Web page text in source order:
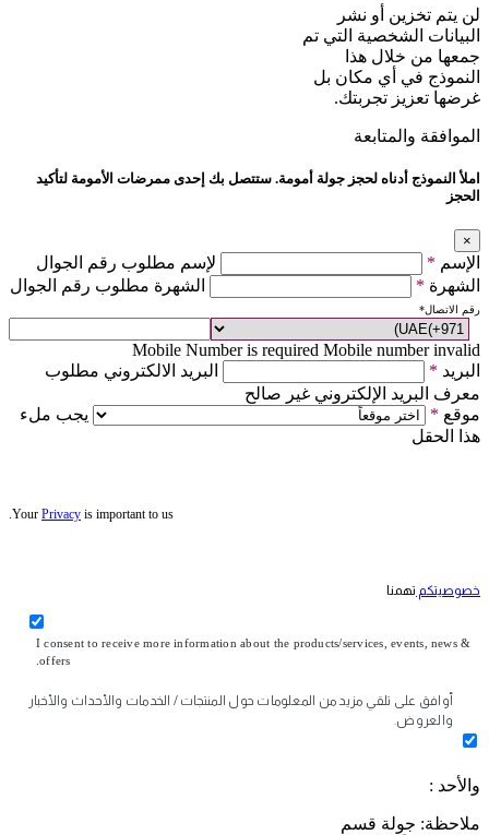
لن يتم تخزين أو نشر
البيانات الشخصية التي تم
جمعها من خلال هذا
النموذج في أي مكان بل
غرضها تعزيز تجربتك.
الموافقة والمتابعة
املأ النموذج أدناه لحجز جولة أمومة. ستتصل بك إحدى ممرضات الأمومة لتأكيد
الحجز
×
الإسم *
لإسم مطلوب رقم الجوال
الشهرة * الشهرة مطلوب رقم الجوال
رقم الاتصال*
Mobile Number is required Mobile number invalid
البريد *
البريد الالكتروني مطلوب
معرف البريد الإلكتروني غير صالح
موقع *
يجب ملء
هذا الحقل
Your Privacy is important to us.
خصوصيتكم تهمنا
I consent to receive more information about the products/services, events, news &
offers.
أوافق على تلقي مزيد من المعلومات حول المنتجات / الخدمات والأحداث والأخبار
والعروض.
والأحد :
ملاحظة: جولة قسم